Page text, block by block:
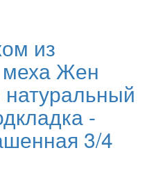
из
меха Жен
-
3/4